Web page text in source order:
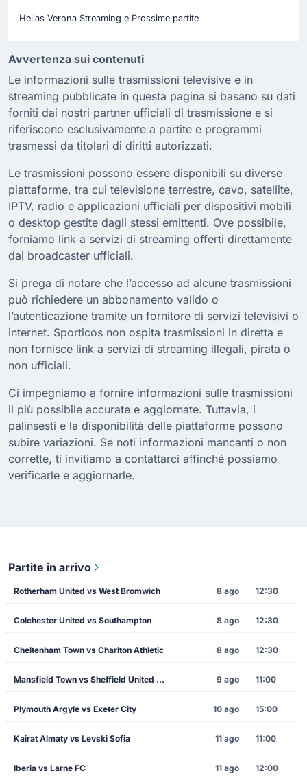
Hellas Verona Streaming e Prossime partite
Avvertenza sui contenuti
Le informazioni sulle trasmissioni televisive e in
streaming pubblicate in questa pagina si basano su dati
forniti dai nostri partner ufficiali di trasmissione e si
riferiscono esclusivamente a partite e programmi
trasmessi da titolari di diritti autorizzati.
Le trasmissioni possono essere disponibili su diverse
piattaforme, tra cui televisione terrestre, cavo, satellite,
IPTV, radio e applicazioni ufficiali per dispositivi mobili
o desktop gestite dagli stessi emittenti. Ove possibile,
forniamo link a servizi di streaming offerti direttamente
dai broadcaster ufficiali.
Si prega di notare che l’accesso ad alcune trasmissioni
può richiedere un abbonamento valido o
l’autenticazione tramite un fornitore di servizi televisivi o
internet. Sporticos non ospita trasmissioni in diretta e
non fornisce link a servizi di streaming illegali, pirata o
non ufficiali.
Ci impegniamo a fornire informazioni sulle trasmissioni
il più possibile accurate e aggiornate. Tuttavia, i
palinsesti e la disponibilità delle piattaforme possono
subire variazioni. Se noti informazioni mancanti o non
corrette, ti invitiamo a contattarci affinché possiamo
verificarle e aggiornarle.
Partite in arrivo
Rotherham United vs West Bromwich 8 ago 12:30
Colchester United vs Southampton 8 ago 12:30
Cheltenham Town vs Charlton Athletic 8 ago 12:30
Mansfield Town vs Sheffield United FC 9 ago 11:00
Plymouth Argyle vs Exeter City 10 ago 15:00
Kairat Almaty vs Levski Sofia 11 ago 11:00
Iberia vs Larne FC 11 ago 12:00